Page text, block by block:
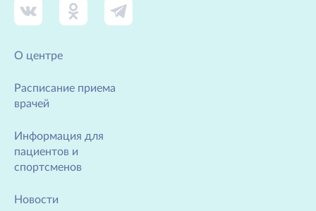
О центре
Расписание приема
врачей
Информация для
пациентов и
спортсменов
Новости